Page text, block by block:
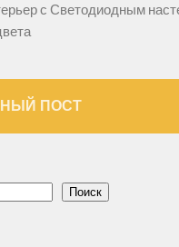
с Светодиодным
ПОСТ
Поиск